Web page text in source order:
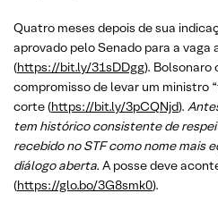
Quatro meses depois de sua
aprovado pelo Senado para a vaga
(https://bit.ly/31sDDgg).
compromisso de levar um ministro
corte (https://bit.ly/3pCQNjd).
tem histórico consistente de
recebido no STF como nome mais
diálogo aberta. A posse deve
(https://glo.bo/3G8smk0).